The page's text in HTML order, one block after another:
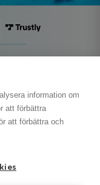
information om
att förbättra
att förbättra och